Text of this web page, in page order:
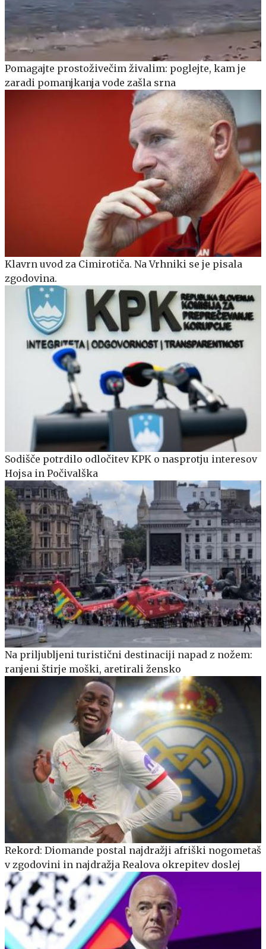
Pomagajte prostoživečim živalim: poglejte, kam je
zaradi pomanjkanja vode zašla srna
Klavrn uvod za Cimirotiča. Na Vrhniki se je pisala
zgodovina.
Sodišče potrdilo odločitev KPK o nasprotju interesov
Hojsa in Počivalška
Na priljubljeni turistični destinaciji napad z nožem:
ranjeni štirje moški, aretirali žensko
Rekord: Diomande postal najdražji afriški nogometaš
v zgodovini in najdražja Realova okrepitev doslej